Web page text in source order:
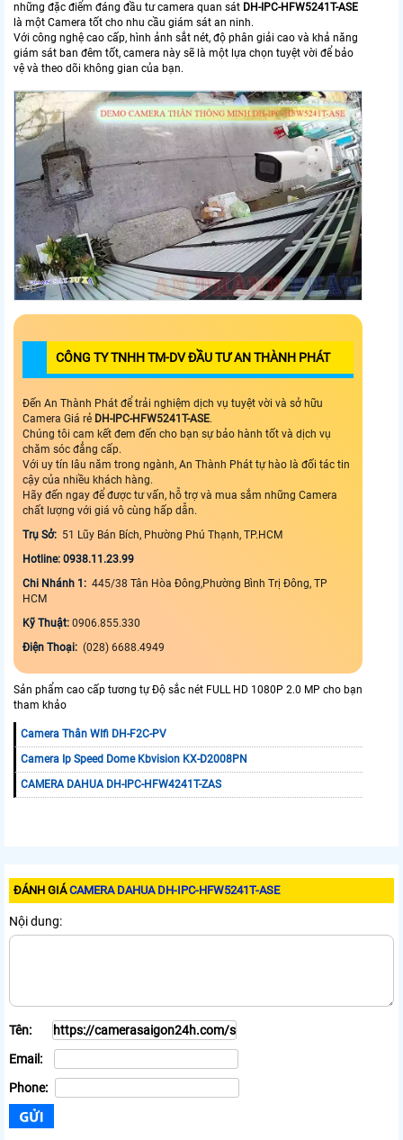
những đặc điểm đáng đầu tư camera quan sát DH-IPC-HFW5241T-ASE
là một Camera tốt cho nhu cầu giám sát an ninh.
Với công nghệ cao cấp, hình ảnh sắt nét, độ phân giải cao và khả năng
giám sát ban đêm tốt, camera này sẽ là một lựa chọn tuyệt vời để bảo
vệ và theo dõi không gian của bạn.
CÔNG TY TNHH TM-DV ĐẦU TƯ AN THÀNH PHÁT
Đến An Thành Phát để trải nghiệm dịch vụ tuyệt vời và sở hữu
Camera Giá rẻ DH-IPC-HFW5241T-ASE.
Chúng tôi cam kết đem đến cho bạn sự bảo hành tốt và dịch vụ
chăm sóc đẳng cấp.
Với uy tín lâu năm trong ngành, An Thành Phát tự hào là đối tác tin
cậy của nhiều khách hàng.
Hãy đến ngay để được tư vấn, hỗ trợ và mua sắm những Camera
chất lượng với giá vô cùng hấp dẫn.
Trụ Sở: 51 Lũy Bán Bích, Phường Phú Thạnh, TP.HCM
Hotline: 0938.11.23.99
Chi Nhánh 1: 445/38 Tân Hòa Đông,Phường Bình Trị Đông, TP
HCM
Kỹ Thuật: 0906.855.330
Điện Thoại: (028) 6688.4949
Sản phẩm cao cấp tương tự Độ sắc nét FULL HD 1080P 2.0 MP cho bạn
tham khảo
Camera Thân WIfi DH-F2C-PV
Camera Ip Speed Dome Kbvision KX-D2008PN
CAMERA DAHUA DH-IPC-HFW4241T-ZAS
ĐÁNH GIÁCAMERA DAHUA DH-IPC-HFW5241T-ASE
Nội dung:
Tên:
Email:
Phone: